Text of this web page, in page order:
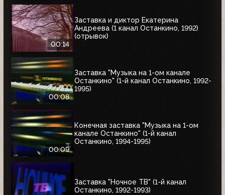
00:14
Заставка и диктор Екатерина
Андреева (1 канал Останкино, 1992)
(отрывок)
00:08
Заставка "Музыка на 1-ом канале
Останкино" (1-й канал Останкино, 1992-
1995)
00:09
Конечная заставка "Музыка на 1-ом
канале Останкино" (1-й канал
Останкино, 1994-1995)
Заставка "Ночное ТВ" (1-й канал
Останкино, 1992-1993)